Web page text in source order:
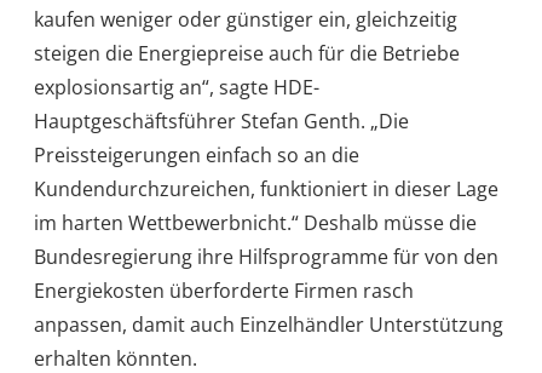
kaufen weniger oder günstiger ein, gleichzeitig
steigen die Energiepreise auch für die Betriebe
explosionsartig an“, sagte HDE-
Hauptgeschäftsführer Stefan Genth. „Die
Preissteigerungen einfach so an die
Kundendurchzureichen, funktioniert in dieser Lage
im harten Wettbewerbnicht.“ Deshalb müsse die
Bundesregierung ihre Hilfsprogramme für von den
Energiekosten überforderte Firmen rasch
anpassen, damit auch Einzelhändler Unterstützung
erhalten könnten.